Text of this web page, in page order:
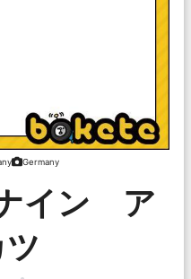
Germany
イン ア